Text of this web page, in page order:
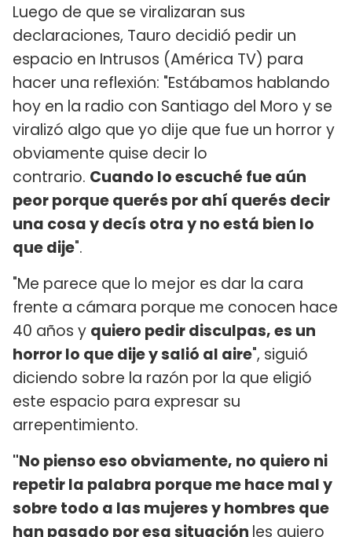
Luego de que se viralizaran sus
declaraciones, Tauro decidió pedir un
espacio en Intrusos (América TV) para
hacer una reflexión: "Estábamos hablando
hoy en la radio con Santiago del Moro y se
viralizó algo que yo dije que fue un horror y
obviamente quise decir lo
contrario. Cuando lo escuché fue aún
peor porque querés por ahí querés decir
una cosa y decís otra y no está bien lo
que dije".
"Me parece que lo mejor es dar la cara
frente a cámara porque me conocen hace
40 años y quiero pedir disculpas, es un
horror lo que dije y salió al aire", siguió
diciendo sobre la razón por la que eligió
este espacio para expresar su
arrepentimiento.
"No pienso eso obviamente, no quiero ni
repetir la palabra porque me hace mal y
sobre todo a las mujeres y hombres que
han pasado por esa situación les quiero